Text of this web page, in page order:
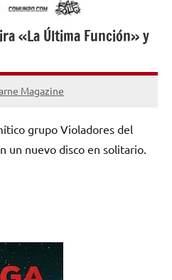
«La Última Función» y
Magazine
grupo Violadores del
un nuevo disco en solitario.